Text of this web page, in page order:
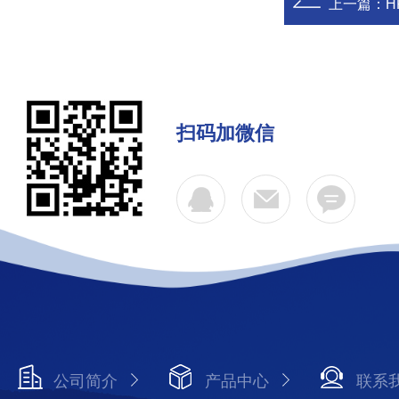
上一篇：
扫码加微信
公司简介 产品中心 联系